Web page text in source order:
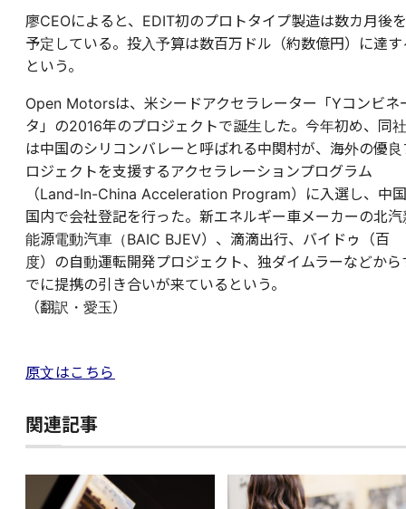
廖CEOによると、EDIT初のプロトタイプ製造は数カ月後を
予定している。投入予算は数百万ドル（約数億円）に達す
という。
Open Motorsは、米シードアクセラレーター「Yコンビネ
タ」の2016年のプロジェクトで誕生した。今年初め、同社
は中国のシリコンバレーと呼ばれる中関村が、海外の優良
ロジェクトを支援するアクセラレーションプログラム
（Land-In-China Acceleration Program）に入選し、中国
国内で会社登記を行った。新エネルギー車メーカーの北汽
能源電動汽車（BAIC BJEV）、滴滴出行、バイドゥ（百
度）の自動運転開発プロジェクト、独ダイムラーなどから
でに提携の引き合いが来ているという。
（翻訳・愛玉）
原文はこちら
関連記事